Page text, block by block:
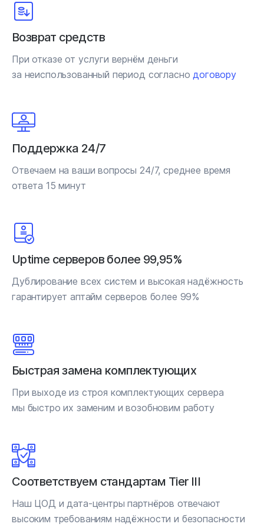
Возврат средств
При отказе от услуги вернём деньги
за неиспользованный период согласнодоговору
Поддержка 24/7
Отвечаем на ваши вопросы 24/7, среднее время
ответа 15 минут
Uptime серверов более 99,95%
Дублирование всех систем и высокая надёжность
гарантирует аптайм серверов более 99%
Быстрая замена комплектующих
При выходе из строя комплектующих сервера
мы быстро их заменим и возобновим работу
Соответствуем стандартам Tier III
Наш ЦОД и дата-центры партнёров отвечают
высоким требованиям надёжности и безопасности